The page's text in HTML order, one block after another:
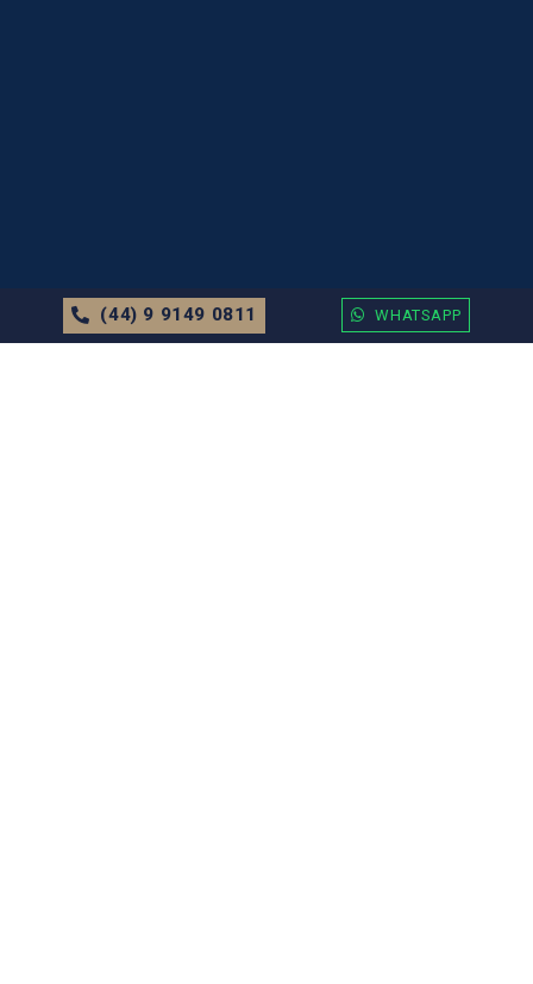
(44) 9 9149 0811 WHATSAPP